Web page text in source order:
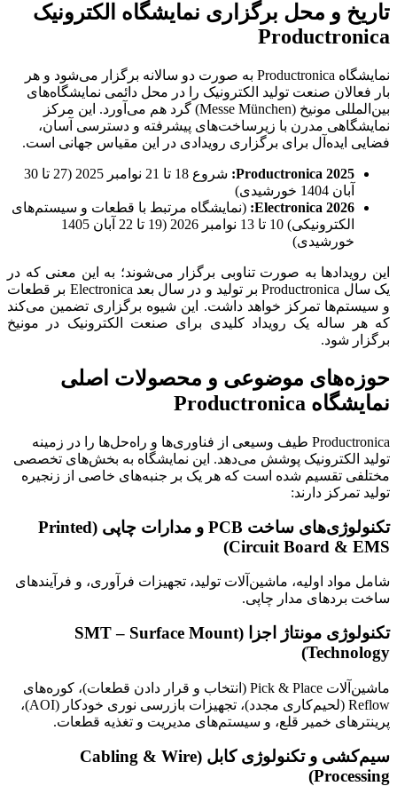
تاریخ و محل برگزاری نمایشگاه الکترونیک
Productronica
نمایشگاه Productronica به صورت دو سالانه برگزار می‌شود و هر
بار فعالان صنعت تولید الکترونیک را در محل دائمی نمایشگاه‌های
بین‌المللی مونیخ (Messe München) گرد هم می‌آورد. این مرکز
نمایشگاهی مدرن با زیرساخت‌های پیشرفته و دسترسی آسان،
فضایی ایده‌آل برای برگزاری رویدادی در این مقیاس جهانی است.
Productronica 2025
:
شروع 18 تا 21 نوامبر 2025 (27 تا 30
آبان 1404 خورشیدی)
Electronica 2026
: (نمایشگاه مرتبط با قطعات و سیستم‌های
الکترونیکی) 10 تا 13 نوامبر 2026 (19 تا 22 آبان 1405
خورشیدی)
این رویدادها به صورت تناوبی برگزار می‌شوند؛ به این معنی که در
یک سال Productronica بر تولید و در سال بعد Electronica بر قطعات
و سیستم‌ها تمرکز خواهد داشت. این شیوه برگزاری تضمین می‌کند
که هر ساله یک رویداد کلیدی برای صنعت الکترونیک در مونیخ
برگزار شود.
حوزه‌های موضوعی و محصولات اصلی
نمایشگاه Productronica
Productronica طیف وسیعی از فناوری‌ها و راه‌حل‌ها را در زمینه
تولید الکترونیک پوشش می‌دهد. این نمایشگاه به بخش‌های تخصصی
مختلفی تقسیم شده است که هر یک بر جنبه‌های خاصی از زنجیره
تولید تمرکز دارند:
تکنولوژی‌های ساخت PCB و مدارات چاپی (Printed
Circuit Board & EMS)
شامل مواد اولیه، ماشین‌آلات تولید، تجهیزات فرآوری، و فرآیندهای
ساخت بردهای مدار چاپی.
تکنولوژی مونتاژ اجزا (SMT – Surface Mount
Technology)
ماشین‌آلات Pick & Place (انتخاب و قرار دادن قطعات)، کوره‌های
Reflow (لحیم‌کاری مجدد)، تجهیزات بازرسی نوری خودکار (AOI)،
پرینترهای خمیر قلع، و سیستم‌های مدیریت و تغذیه قطعات.
سیم‌کشی و تکنولوژی کابل (Cabling & Wire
Processing)